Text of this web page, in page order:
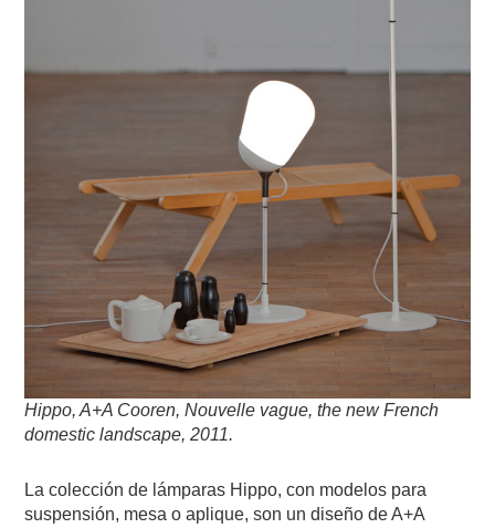
Hippo, A+A Cooren, Nouvelle vague, the new French
domestic landscape, 2011.
La colección de lámparas Hippo, con modelos para
suspensión, mesa o aplique, son un diseño de A+A